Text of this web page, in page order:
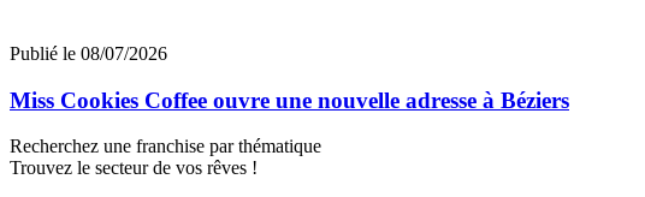
Publié le 08/07/2026
Miss Cookies Coffee ouvre une nouvelle adresse à Béziers
Recherchez une franchise par thématique
Trouvez le secteur de vos rêves !